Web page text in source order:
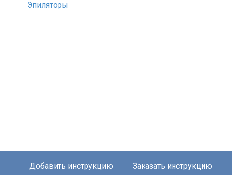
Эпиляторы
Добавить инструкцию Заказать инструкцию